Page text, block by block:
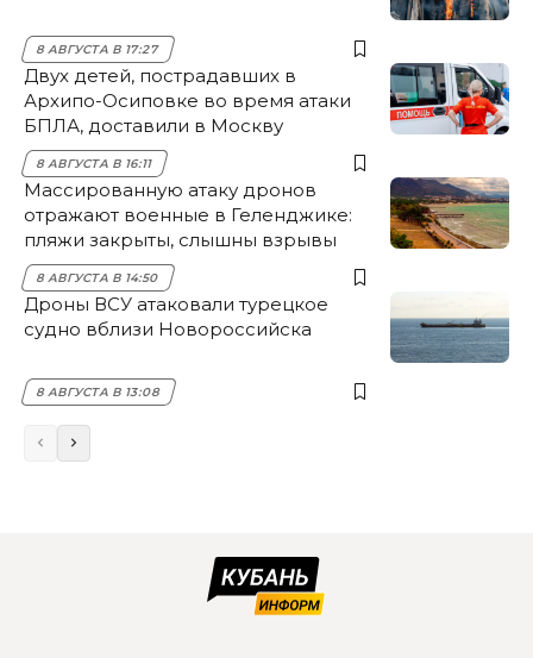
8 АВГУСТА В 17:27
Двух детей, пострадавших в
Архипо-Осиповке во время атаки
БПЛА, доставили в Москву
8 АВГУСТА В 16:11
Массированную атаку дронов
отражают военные в Геленджике:
пляжи закрыты, слышны взрывы
8 АВГУСТА В 14:50
Дроны ВСУ атаковали турецкое
судно вблизи Новороссийска
8 АВГУСТА В 13:08